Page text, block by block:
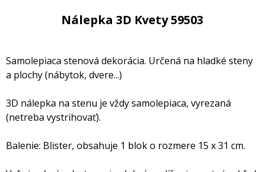
Nálepka 3D Kvety 59503
Samolepiaca stenová dekorácia. Určená na hladké steny
a plochy (nábytok, dvere...)
3D nálepka na stenu je vždy samolepiaca, vyrezaná
(netreba vystrihovať).
Balenie: Blister, obsahuje 1 blok o rozmere 15 x 31 cm.